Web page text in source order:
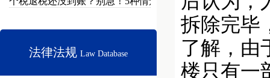
法律法规 Law Database
拆除完毕
了解，由
楼只有一